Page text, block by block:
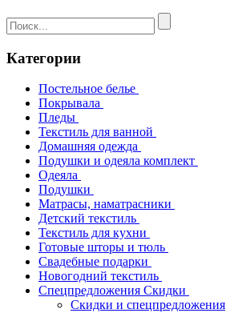
Категории
Постельное белье
Покрывала
Пледы
Текстиль для ванной
Домашняя одежда
Подушки и одеяла комплект
Одеяла
Подушки
Матрасы, наматрасники
Детский текстиль
Текстиль для кухни
Готовые шторы и тюль
Свадебные подарки
Новогодний текстиль
Спецпредложения Скидки
Скидки и спецпредложения